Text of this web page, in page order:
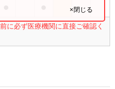
に必ず医療機関に直接ご確認く
×閉じる